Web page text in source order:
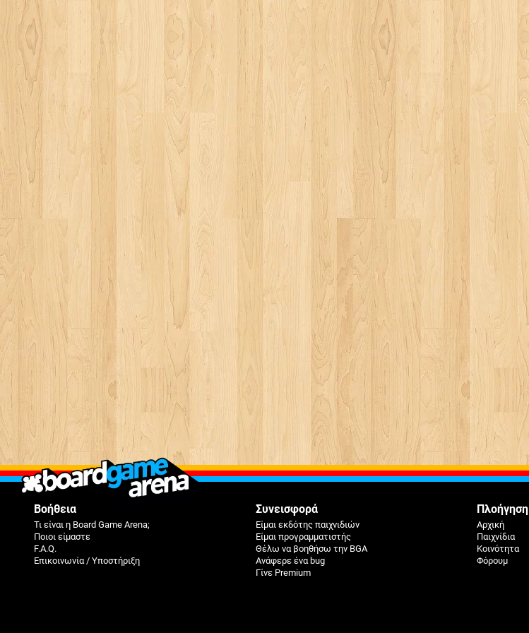
Βοήθεια
Τι είναι η Board Game Arena;
Ποιοι είμαστε
F.A.Q.
Επικοινωνία / Υποστήριξη
Συνεισφορά
Είμαι εκδότης παιχνιδιών
Είμαι προγραμματιστής
Θέλω να βοηθήσω την BGA
Ανάφερε ένα bug
Γίνε Premium
Πλοήγηση
Αρχική
Παιχνίδια
Κοινότητα
Φόρουμ